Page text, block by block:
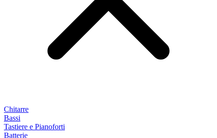
Chitarre
Bassi
Tastiere e Pianoforti
Batterie